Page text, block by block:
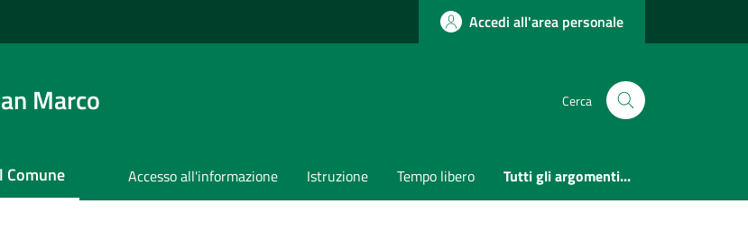
Accedi all'area personale
Marco Cerca
Comune Accesso all'informazione Istruzione Tempo libero Tutti gli argomenti...